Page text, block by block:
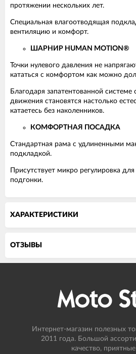
протяжении нескольких лет.
Специальная влагоотводящая
вентиляцию и комфорт.
ШАРНИР HUMAN MOTION®
Точки нулевого давления не
кататься с комфортом как можно
Благодаря запатентованной системе
движения становятся настолько
катаетесь без наколенников.
КОМФОРТНАЯ ПОСАДКА
Стандартная рама с удлиненными
подкладкой.
Присутствует микро регулировка
подгонки.
ХАРАКТЕРИСТИКИ
ОТЗЫВЫ
Интернет-магазин полезных
2011 года. Большой
качество,